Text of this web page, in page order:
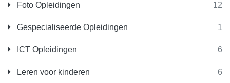
Foto Opleidingen 12
Gespecialiseerde Opleidingen 1
ICT Opleidingen 6
Leren voor kinderen 6